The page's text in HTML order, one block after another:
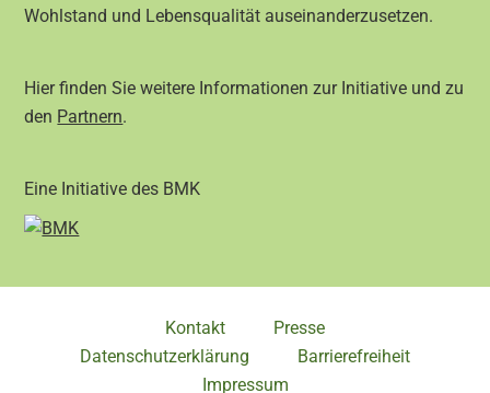
Wohlstand und Lebensqualität auseinanderzusetzen.
Hier finden Sie weitere Informationen zur Initiative und zu
den Partnern.
Eine Initiative des BMK
Kontakt
Presse
Datenschutzerklärung
Barrierefreiheit
Impressum